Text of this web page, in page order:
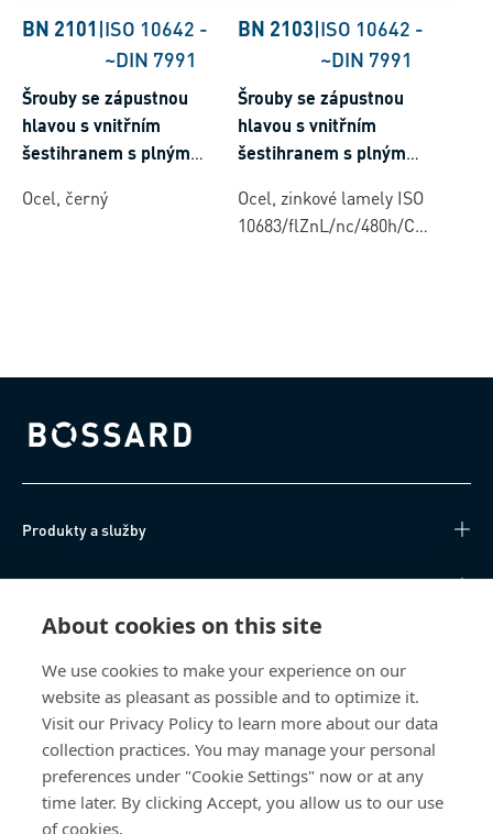
About cookies on this site
We use cookies to make your experience on our
website as pleasant as possible and to optimize it.
Visit our Privacy Policy to learn more about our data
collection practices. You may manage your personal
preferences under "Cookie Settings" now or at any
time later. By clicking Accept, you allow us to our use
of cookies.
BN 2101 |ISO 10642 -
~DIN 7991
Šrouby se zápustnou
hlavou s vnitřním
šestihranem s plným
Ocel, černý
BN 2103|ISO 10642 -
~DIN 7991
Šrouby se zápustnou
hlavou s vnitřním
šestihranem s plným
Ocel, zinkové lamely ISO
10683/flZnL/nc/480h/C
Bossard homepage
Produkty a služby
Technické informace
O nás
Bossard Česká republika
Tuřanka 1519/115a
627 00 Brno